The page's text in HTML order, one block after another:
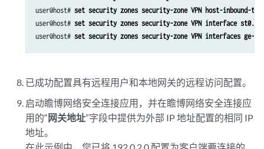
user@host# set security zones security-zone VPN host-inbound-
user@host# set security zones security-zone VPN interface st0.0
user@host# set security zones security-zone VPN interfaces ge-0/
已成功配置具有远程用户和本地网关的远程访问配置。
启动瞻博网络安全连接应用，并在瞻博网络安全连接应
用的“网关地址”字段中提供为外部 IP 地址配置的相同 IP
地址。